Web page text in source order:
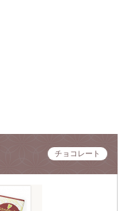
チョコレート